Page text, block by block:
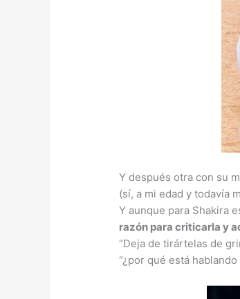
Y después otra con su
(sí, a mi edad y todavía
Y aunque para Shakira
razón para criticarla y
“Deja de tirártelas de
“¿por qué está